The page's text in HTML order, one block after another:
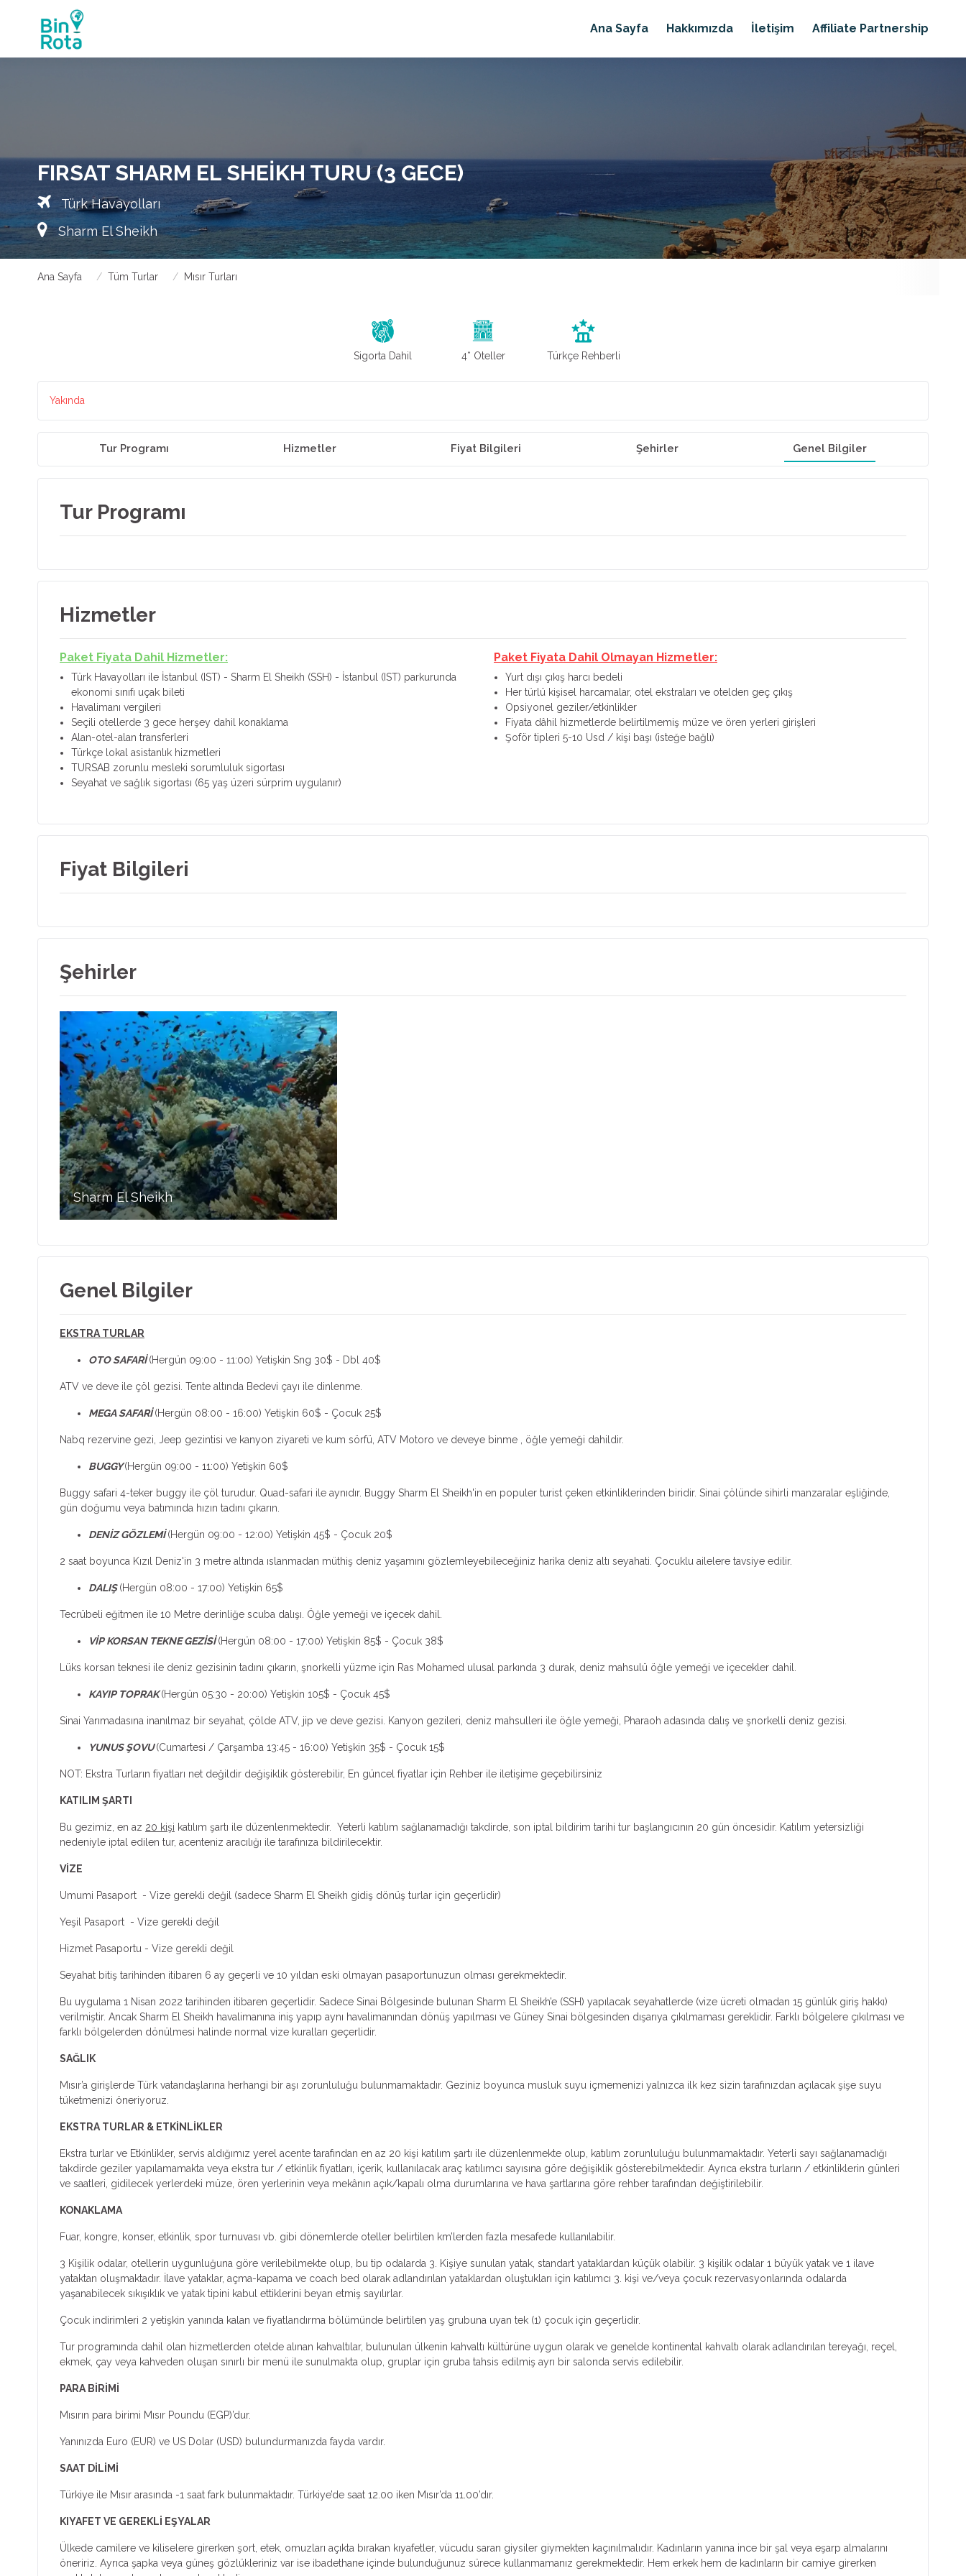
Ana Sayfa Hakkımızda İletişim Affiliate Partnership
FIRSAT SHARM EL SHEIKH TURU (3 GECE)
Türk Havayolları
Sharm El Sheikh
Ana Sayfa Tüm Turlar Mısır Turları
Sigorta Dahil 4* Oteller Türkçe Rehberli
Yakında
Tur Programı Hizmetler Fiyat Bilgileri Şehirler Genel Bilgiler
Tur Programı
Hizmetler
Paket Fiyata Dahil Hizmetler:
Türk Havayolları ile İstanbul (IST) - Sharm El Sheikh (SSH) - İstanbul (IST) parkurunda
ekonomi sınıfı uçak bileti
Havalimanı vergileri
Seçili otellerde 3 gece herşey dahil konaklama
Alan-otel-alan transferleri
Türkçe lokal asistanlık hizmetleri
TURSAB zorunlu mesleki sorumluluk sigortası
Seyahat ve sağlık sigortası (65 yaş üzeri sürprim uygulanır)
Paket Fiyata Dahil Olmayan Hizmetler:
Yurt dışı çıkış harcı bedeli
Her türlü kişisel harcamalar, otel ekstraları ve otelden geç çıkış
Opsiyonel geziler/etkinlikler
Fiyata dâhil hizmetlerde belirtilmemiş müze ve ören yerleri girişleri
Şoför tipleri 5-10 Usd / kişi başı (isteğe bağlı)
Fiyat Bilgileri
Şehirler
Sharm El Sheikh
Genel Bilgiler
EKSTRA TURLAR
OTO SAFARİ(Hergün 09:00 - 11:00) Yetişkin Sng 30$ - Dbl 40$
ATV ve deve ile çöl gezisi. Tente altında Bedevi çayı ile dinlenme.
MEGA SAFARİ(Hergün 08:00 - 16:00) Yetişkin 60$ - Çocuk 25$
Nabq rezervine gezi, Jeep gezintisi ve kanyon ziyareti ve kum sörfü, ATV Motoro ve deveye binme , öğle yemeği dahildir.
BUGGY(Hergün 09:00 - 11:00) Yetişkin 60$
Buggy safari 4-teker buggy ile çöl turudur. Quad-safari ile aynıdır. Buggy Sharm El Sheikh'in en populer turist çeken etkinliklerinden biridir. Sinai çölünde sihirli manzaralar eşliğinde,
gün doğumu veya batımında hızın tadını çıkarın.
DENİZ GÖZLEMİ(Hergün 09:00 - 12:00) Yetişkin 45$ - Çocuk 20$
2 saat boyunca Kızıl Deniz'in 3 metre altında ıslanmadan müthiş deniz yaşamını gözlemleyebileceğiniz harika deniz altı seyahati. Çocuklu ailelere tavsiye edilir.
DALIŞ(Hergün 08:00 - 17:00) Yetişkin 65$
Tecrübeli eğitmen ile 10 Metre derinliğe scuba dalışı. Öğle yemeği ve içecek dahil.
VİP KORSAN TEKNE GEZİSİ(Hergün 08:00 - 17:00) Yetişkin 85$ - Çocuk 38$
Lüks korsan teknesi ile deniz gezisinin tadını çıkarın, şnorkelli yüzme için Ras Mohamed ulusal parkında 3 durak, deniz mahsulü öğle yemeği ve içecekler dahil.
KAYIP TOPRAK(Hergün 05:30 - 20:00) Yetişkin 105$ - Çocuk 45$
Sinai Yarımadasına inanılmaz bir seyahat, çölde ATV, jip ve deve gezisi. Kanyon gezileri, deniz mahsulleri ile öğle yemeği, Pharaoh adasında dalış ve şnorkelli deniz gezisi.
YUNUS ŞOVU(Cumartesi / Çarşamba 13:45 - 16:00) Yetişkin 35$ - Çocuk 15$
NOT: Ekstra Turların fiyatları net değildir değişiklik gösterebilir, En güncel fiyatlar için Rehber ile iletişime geçebilirsiniz
KATILIM ŞARTI
Bu gezimiz, en az 20 kişi katılım şartı ile düzenlenmektedir. Yeterli katılım sağlanamadığı takdirde, son iptal bildirim tarihi tur başlangıcının 20 gün öncesidir. Katılım yetersizliği
nedeniyle iptal edilen tur, acenteniz aracılığı ile tarafınıza bildirilecektir.
VİZE
Umumi Pasaport - Vize gerekli değil (sadece Sharm El Sheikh gidiş dönüş turlar için geçerlidir)
Yeşil Pasaport - Vize gerekli değil
Hizmet Pasaportu - Vize gerekli değil
Seyahat bitiş tarihinden itibaren 6 ay geçerli ve 10 yıldan eski olmayan pasaportunuzun olması gerekmektedir.
Bu uygulama 1 Nisan 2022 tarihinden itibaren geçerlidir. Sadece Sinai Bölgesinde bulunan Sharm El Sheikh’e (SSH) yapılacak seyahatlerde (vize ücreti olmadan 15 günlük giriş hakkı)
verilmiştir. Ancak Sharm El Sheikh havalimanına iniş yapıp aynı havalimanından dönüş yapılması ve Güney Sinai bölgesinden dışarıya çıkılmaması gereklidir. Farklı bölgelere çıkılması ve
farklı bölgelerden dönülmesi halinde normal vize kuralları geçerlidir.
SAĞLIK
Mısır’a girişlerde Türk vatandaşlarına herhangi bir aşı zorunluluğu bulunmamaktadır. Geziniz boyunca musluk suyu içmemenizi yalnızca ilk kez sizin tarafınızdan açılacak şişe suyu
tüketmenizi öneriyoruz.
EKSTRA TURLAR & ETKİNLİKLER
Ekstra turlar ve Etkinlikler, servis aldığımız yerel acente tarafından en az 20 kişi katılım şartı ile düzenlenmekte olup, katılım zorunluluğu bulunmamaktadır. Yeterli sayı sağlanamadığı
takdirde geziler yapılamamakta veya ekstra tur / etkinlik fiyatları, içerik, kullanılacak araç katılımcı sayısına göre değişiklik gösterebilmektedir. Ayrıca ekstra turların / etkinliklerin günleri
ve saatleri, gidilecek yerlerdeki müze, ören yerlerinin veya mekânın açık/kapalı olma durumlarına ve hava şartlarına göre rehber tarafından değiştirilebilir.
KONAKLAMA
Fuar, kongre, konser, etkinlik, spor turnuvası vb. gibi dönemlerde oteller belirtilen km’lerden fazla mesafede kullanılabilir.
3 Kişilik odalar, otellerin uygunluğuna göre verilebilmekte olup, bu tip odalarda 3. Kişiye sunulan yatak, standart yataklardan küçük olabilir. 3 kişilik odalar 1 büyük yatak ve 1 ilave
yataktan oluşmaktadır. İlave yataklar, açma-kapama ve coach bed olarak adlandırılan yataklardan oluştukları için katılımcı 3. kişi ve/veya çocuk rezervasyonlarında odalarda
yaşanabilecek sıkışıklık ve yatak tipini kabul ettiklerini beyan etmiş sayılırlar.
Çocuk indirimleri 2 yetişkin yanında kalan ve fiyatlandırma bölümünde belirtilen yaş grubuna uyan tek (1) çocuk için geçerlidir.
Tur programında dahil olan hizmetlerden otelde alınan kahvaltılar, bulunulan ülkenin kahvaltı kültürüne uygun olarak ve genelde kontinental kahvaltı olarak adlandırılan tereyağı, reçel,
ekmek, çay veya kahveden oluşan sınırlı bir menü ile sunulmakta olup, gruplar için gruba tahsis edilmiş ayrı bir salonda servis edilebilir.
PARA BİRİMİ
Mısırın para birimi Mısır Poundu (EGP)’dur.
Yanınızda Euro (EUR) ve US Dolar (USD) bulundurmanızda fayda vardır.
SAAT DİLİMİ
Türkiye ile Mısır arasında -1 saat fark bulunmaktadır. Türkiye’de saat 12.00 iken Mısır’da 11.00’dır.
KIYAFET VE GEREKLİ EŞYALAR
Ülkede camilere ve kiliselere girerken şort, etek, omuzları açıkta bırakan kıyafetler, vücudu saran giysiler giymekten kaçınılmalıdır. Kadınların yanına ince bir şal veya eşarp almalarını
öneririz. Ayrıca şapka veya güneş gözlükleriniz var ise ibadethane içinde bulunduğunuz sürece kullanmamanız gerekmektedir. Hem erkek hem de kadınların bir camiye girerken